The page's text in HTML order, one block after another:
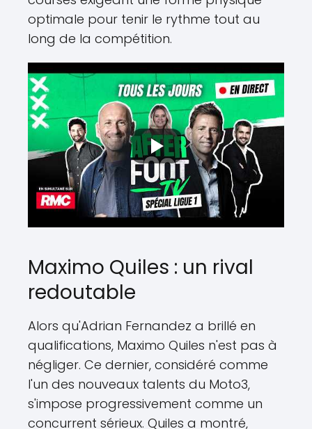
optimale pour tenir le rythme tout au
long de la compétition.
Maximo Quiles : un rival
redoutable
Alors qu'Adrian Fernandez a brillé en
qualifications, Maximo Quiles n'est pas à
négliger. Ce dernier, considéré comme
l'un des nouveaux talents du Moto3,
s'impose progressivement comme un
concurrent sérieux. Quiles a montré,